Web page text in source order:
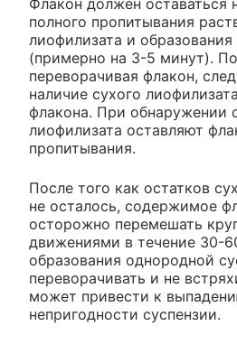
Флакон должен
полного пропитывания
лиофилизата и образования
(примерно на 3-5 минут).
переворачивая флакон,
наличие сухого
флакона. При обнаружении
лиофилизата оставляют
пропитывания.
После того как остатков
не осталось, содержимое
осторожно перемешать
движениями в течение 30-
образования однородной
переворачивать и не
может привести к
непригодности суспензии.